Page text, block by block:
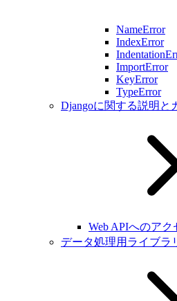
NameError
IndexError
ImportError
KeyError
TypeError
Djangoに関する説明と
Web APIへのアク
データ処理用ライブラ